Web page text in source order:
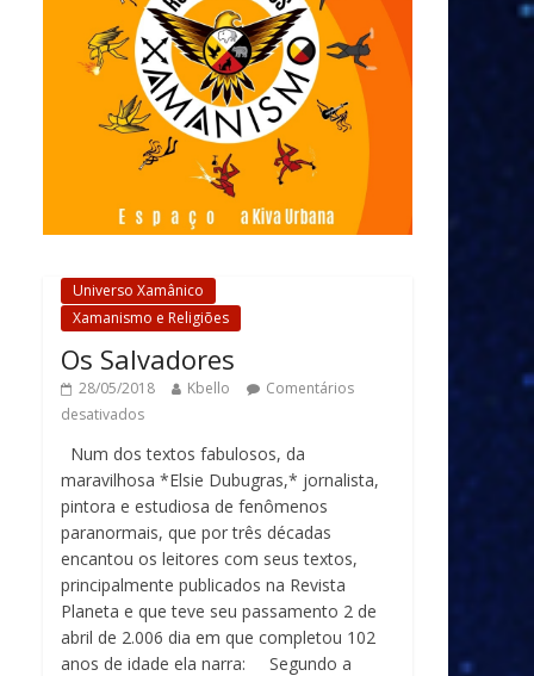
Universo Xamânico
Xamanismo e Religiões
Os Salvadores
28/05/2018 Kbello
Comentários
desativados
Num dos textos fabulosos, da
maravilhosa *Elsie Dubugras,* jornalista,
pintora e estudiosa de fenômenos
paranormais, que por três décadas
encantou os leitores com seus textos,
principalmente publicados na Revista
Planeta e que teve seu passamento 2 de
abril de 2.006 dia em que completou 102
anos de idade ela narra: Segundo a